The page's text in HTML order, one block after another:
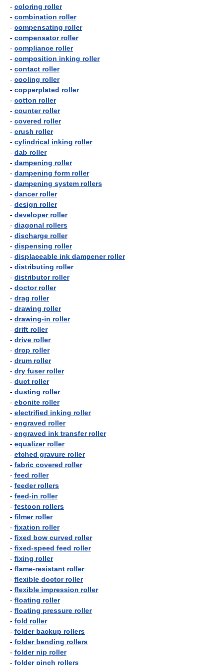
- coloring roller
- combination roller
- compensating roller
- compensator roller
- compliance roller
- composition inking roller
- contact roller
- cooling roller
- copperplated roller
- cotton roller
- counter roller
- covered roller
- crush roller
- cylindrical inking roller
- dab roller
- dampening roller
- dampening form roller
- dampening system rollers
- dancer roller
- design roller
- developer roller
- diagonal rollers
- discharge roller
- dispensing roller
- displaceable ink dampener roller
- distributing roller
- distributor roller
- doctor roller
- drag roller
- drawing roller
- drawing-in roller
- drift roller
- drive roller
- drop roller
- drum roller
- dry fuser roller
- duct roller
- dusting roller
- ebonite roller
- electrified inking roller
- engraved roller
- engraved ink transfer roller
- equalizer roller
- etched gravure roller
- fabric covered roller
- feed roller
- feeder rollers
- feed-in roller
- festoon rollers
- filmer roller
- fixation roller
- fixed bow curved roller
- fixed-speed feed roller
- fixing roller
- flame-resistant roller
- flexible doctor roller
- flexible impression roller
- floating roller
- floating pressure roller
- fold roller
- folder backup rollers
- folder bending rollers
- folder nip roller
- folder pinch rollers